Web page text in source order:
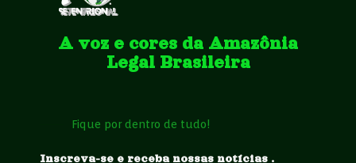
A voz e cores da Amazônia
Legal Brasileira
Fique por dentro de tudo!
Inscreva-se e receba nossas notícias .